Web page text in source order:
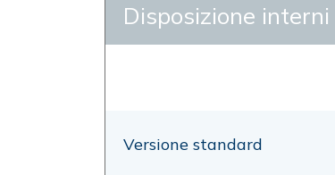
Disposizione interni
Versione standard